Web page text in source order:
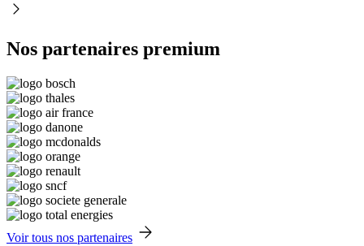
Nos partenaires premium
Voir tous nos partenaires